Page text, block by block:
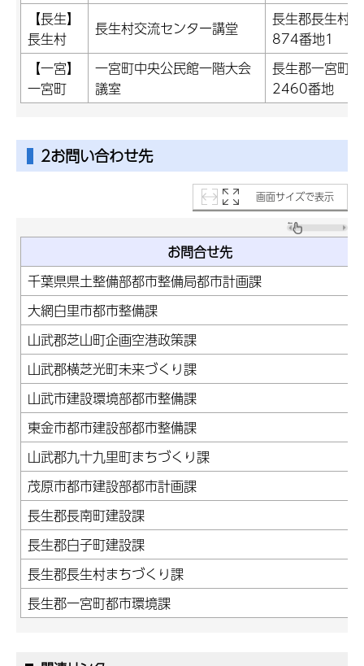
【長生】
長生村
長生村交流センター講堂
長生郡長生村
874番地1
【一宮】
一宮町
一宮町中央公民館一階大会
議室
長生郡一宮町
2460番地
2お問い合わせ先
画面サイズで表示
お問合せ先
千葉県県土整備部都市整備局都市計画課
大網白里市都市整備課
山武郡芝山町企画空港政策課
山武郡横芝光町未来づくり課
山武市建設環境部都市整備課
東金市都市建設部都市整備課
山武郡九十九里町まちづくり課
茂原市都市建設部都市計画課
長生郡長南町建設課
長生郡白子町建設課
長生郡長生村まちづくり課
長生郡一宮町都市環境課